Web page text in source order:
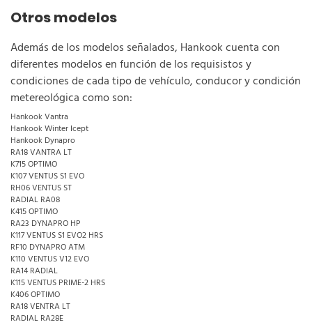
Otros modelos
Además de los modelos señalados, Hankook cuenta con
diferentes modelos en función de los requisistos y
condiciones de cada tipo de vehículo, conducor y condición
metereológica como son:
Hankook Vantra
Hankook Winter Icept
Hankook Dynapro
RA18 VANTRA LT
K715 OPTIMO
K107 VENTUS S1 EVO
RH06 VENTUS ST
RADIAL RA08
K415 OPTIMO
RA23 DYNAPRO HP
K117 VENTUS S1 EVO2 HRS
RF10 DYNAPRO ATM
K110 VENTUS V12 EVO
RA14 RADIAL
K115 VENTUS PRIME-2 HRS
K406 OPTIMO
RA18 VENTRA LT
RADIAL RA28E